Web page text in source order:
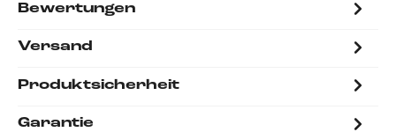
Bewertungen
Versand
Produktsicherheit
Garantie